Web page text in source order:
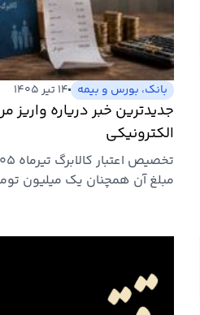
بانک، بورس و بیمه ۱۴ تیر ۱۴۰۵
جدیدترین خبر دریاره واریز
الکترونیکی
مبلغ آن همچنان یک میلیون